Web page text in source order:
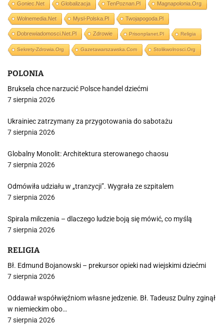
Goniec.net Globalizacja TenPoznan.pl Magnapolonia.org
Wolnemedia.net Mysl-Polska.pl Twojapogoda.pl
Dobrewiadomosci.net.pl Zdrowie Prisonplanet.pl Religia
Sekrety-Zdrowia.org Gazetawarszawska.com Stolikwolnosci.org
POLONIA
Bruksela chce narzucić Polsce handel dziećmi
7 sierpnia 2026
Ukrainiec zatrzymany za przygotowania do sabotażu
7 sierpnia 2026
Globalny Monolit: Architektura sterowanego chaosu
7 sierpnia 2026
Odmówiła udziału w „tranzycji”. Wygrała ze szpitalem
7 sierpnia 2026
Spirala milczenia – dlaczego ludzie boją się mówić, co myślą
7 sierpnia 2026
RELIGIA
Bł. Edmund Bojanowski – prekursor opieki nad wiejskimi dziećmi
7 sierpnia 2026
Oddawał współwięźniom własne jedzenie. Bł. Tadeusz Dulny zginął
w niemieckim obo…
7 sierpnia 2026